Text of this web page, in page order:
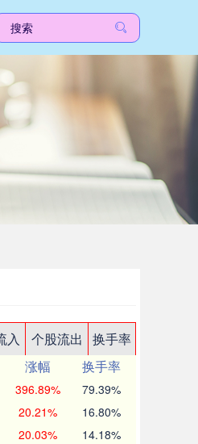
入 个股流出
换手率
涨幅
换手率
396.89% 79.39%
20.21% 16.80%
20.03% 14.18%